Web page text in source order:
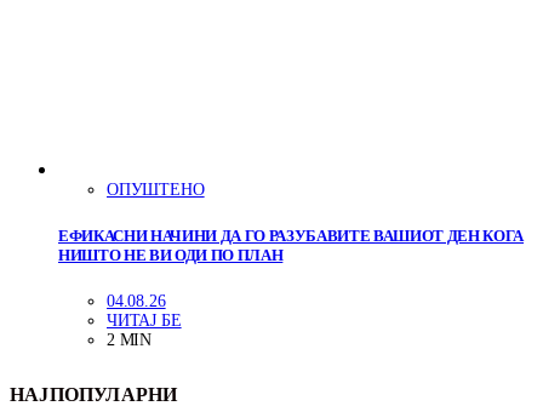
ОПУШТЕНО
ЕФИКАСНИ НАЧИНИ ДА ГО РАЗУБАВИТЕ ВАШИОТ ДЕН КОГА
НИШТО НЕ ВИ ОДИ ПО ПЛАН
04.08.26
ЧИТАЈ БЕ
2 MIN
НАЈПОПУЛАРНИ